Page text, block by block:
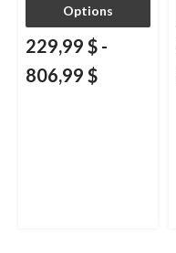
Options
229,99 $ -
806,99 $